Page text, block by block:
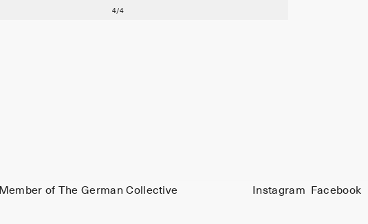
Member of The German Collective Instagram Facebook